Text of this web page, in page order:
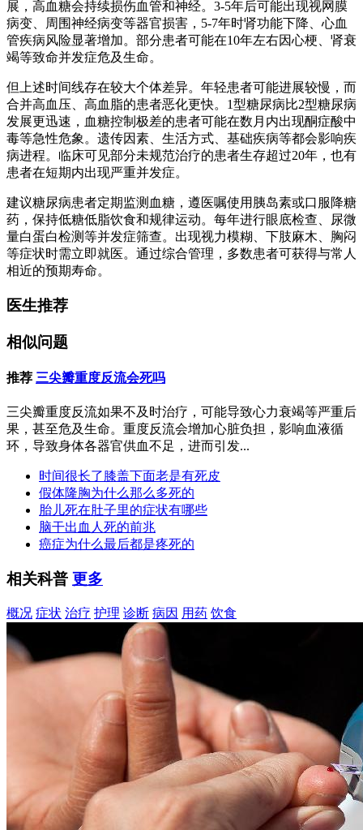
展，高血糖会持续损伤血管和神经。3-5年后可能出现视网膜
病变、周围神经病变等器官损害，5-7年时肾功能下降、心血
管疾病风险显著增加。部分患者可能在10年左右因心梗、肾衰
竭等致命并发症危及生命。
但上述时间线存在较大个体差异。年轻患者可能进展较慢，而
合并高血压、高血脂的患者恶化更快。1型糖尿病比2型糖尿病
发展更迅速，血糖控制极差的患者可能在数月内出现酮症酸中
毒等急性危象。遗传因素、生活方式、基础疾病等都会影响疾
病进程。临床可见部分未规范治疗的患者生存超过20年，也有
患者在短期内出现严重并发症。
建议糖尿病患者定期监测血糖，遵医嘱使用胰岛素或口服降糖
药，保持低糖低脂饮食和规律运动。每年进行眼底检查、尿微
量白蛋白检测等并发症筛查。出现视力模糊、下肢麻木、胸闷
等症状时需立即就医。通过综合管理，多数患者可获得与常人
相近的预期寿命。
医生推荐
相似问题
推荐 三尖瓣重度反流会死吗
三尖瓣重度反流如果不及时治疗，可能导致心力衰竭等严重后
果，甚至危及生命。重度反流会增加心脏负担，影响血液循
环，导致身体各器官供血不足，进而引发...
时间很长了膝盖下面老是有死皮
假体隆胸为什么那么多死的
胎儿死在肚子里的症状有哪些
脑干出血人死的前兆
癌症为什么最后都是疼死的
相关科普 更多
概况 症状 治疗 护理 诊断 病因 用药 饮食